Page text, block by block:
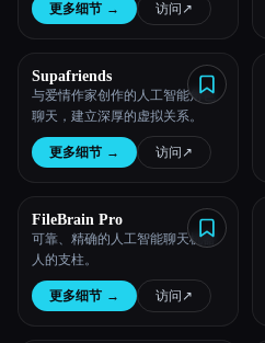
更多细节 → 访问 ↗︎
Supafriends
与爱情作家创作的人工智能角色
聊天，建立深厚的虚拟关系。
更多细节 → 访问 ↗︎
FileBrain Pro
可靠、精确的人工智能聊天机器
人的支柱。
更多细节 → 访问 ↗︎